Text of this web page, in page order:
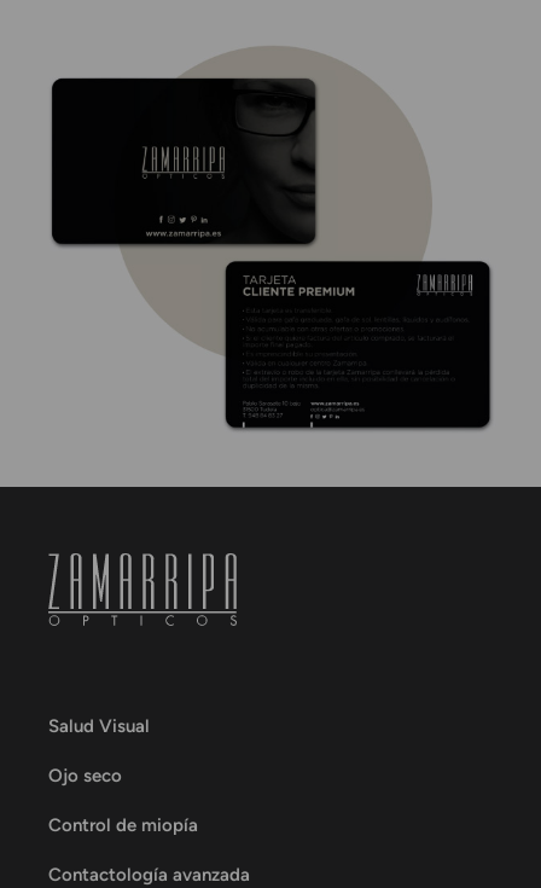
Salud Visual
Ojo seco
Control de miopía
Contactología avanzada